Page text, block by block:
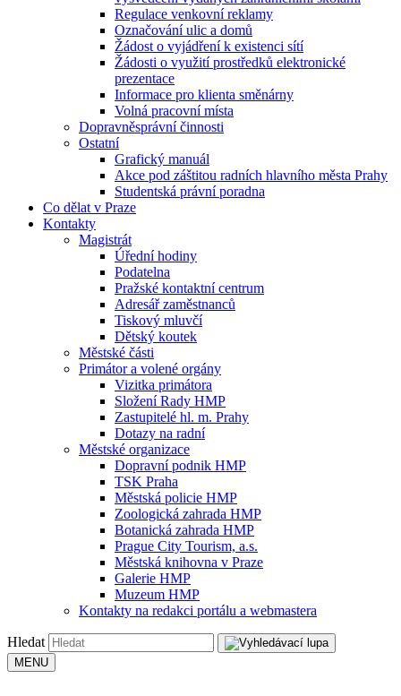
Regulace venkovní reklamy
Označování ulic a domů
Žádost o vyjádření k existenci sítí
Žádosti o využití prostředků elektronické
prezentace
Informace pro klienta směnárny
Volná pracovní místa
Dopravněsprávní činnosti
Ostatní
Grafický manuál
Akce pod záštitou radních hlavního města Prahy
Studentská právní poradna
Co dělat v Praze
Kontakty
Magistrát
Úřední hodiny
Podatelna
Pražské kontaktní centrum
Adresář zaměstnanců
Tiskový mluvčí
Dětský koutek
Městské části
Primátor a volené orgány
Vizitka primátora
Složení Rady HMP
Zastupitelé hl. m. Prahy
Dotazy na radní
Městské organizace
Dopravní podnik HMP
TSK Praha
Městská policie HMP
Zoologická zahrada HMP
Botanická zahrada HMP
Prague City Tourism, a.s.
Městská knihovna v Praze
Galerie HMP
Muzeum HMP
Kontakty na redakci portálu a webmastera
Hledat
MENU